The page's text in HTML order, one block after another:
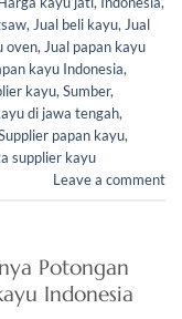
,Jual beli kayu,Jual
oven,Jual papan kayu
kayu Indonesia,
kayu,Sumber,
di jawa tengah,
papan kayu,
supplier kayu
Leave a comment
Potongan
Indonesia